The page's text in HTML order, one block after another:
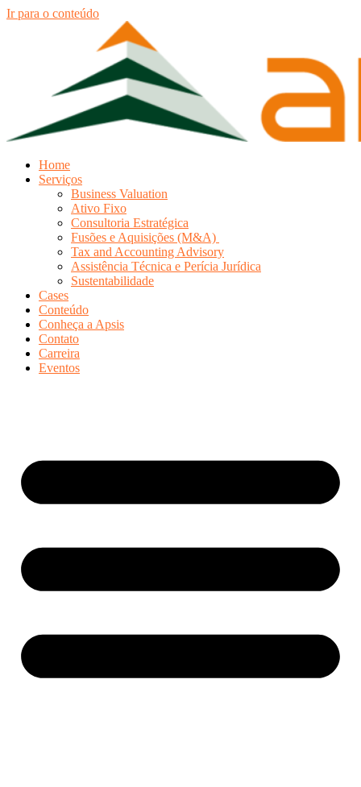
Ir para o conteúdo
Home
Serviços
Business Valuation
Ativo Fixo
Consultoria Estratégica
Fusões e Aquisições (M&A)
Tax and Accounting Advisory
Assistência Técnica e Perícia Jurídica
Sustentabilidade
Cases
Conteúdo
Conheça a Apsis
Contato
Carreira
Eventos